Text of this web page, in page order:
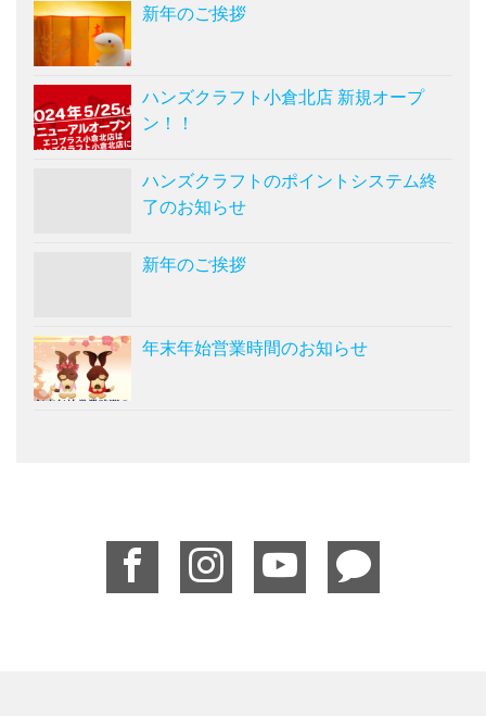
新年のご挨拶
ハンズクラフト小倉北店 新規オープ
ン！！
ハンズクラフトのポイントシステム終
了のお知らせ
新年のご挨拶
年末年始営業時間のお知らせ